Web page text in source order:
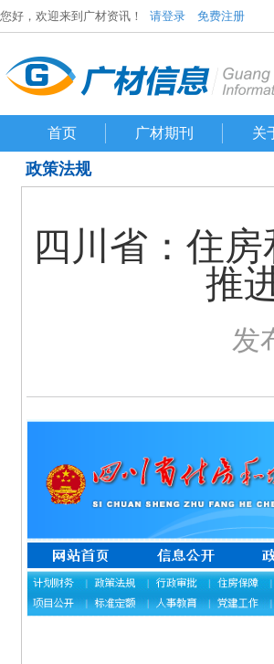
您好，欢迎来到广材资讯！ 请登录 免费注册
首页 广材期刊 关
政策法规
四川省：住
推
发